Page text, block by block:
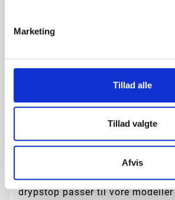
Marketing
Tillad alle
Tillad valgte
Afvis
Produkt
Moccamasters filtertragt med
drypstop passer til vore modeller